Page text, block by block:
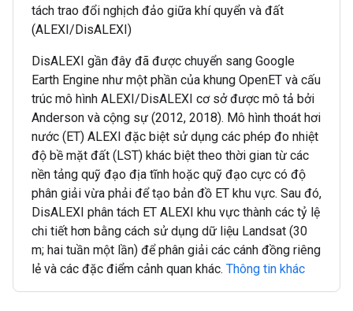
tách trao đổi nghịch đảo giữa khí quyển và đất
(ALEXI/DisALEXI)
DisALEXI gần đây đã được chuyển sang Google
Earth Engine như một phần của khung OpenET và cấu
trúc mô hình ALEXI/DisALEXI cơ sở được mô tả bởi
Anderson và cộng sự (2012, 2018). Mô hình thoát hơi
nước (ET) ALEXI đặc biệt sử dụng các phép đo nhiệt
độ bề mặt đất (LST) khác biệt theo thời gian từ các
nền tảng quỹ đạo địa tĩnh hoặc quỹ đạo cực có độ
phân giải vừa phải để tạo bản đồ ET khu vực. Sau đó,
DisALEXI phân tách ET ALEXI khu vực thành các tỷ lệ
chi tiết hơn bằng cách sử dụng dữ liệu Landsat (30
m; hai tuần một lần) để phân giải các cánh đồng riêng
lẻ và các đặc điểm cảnh quan khác. Thông tin khác